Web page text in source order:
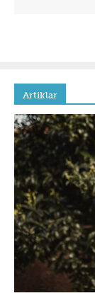
Artiklar